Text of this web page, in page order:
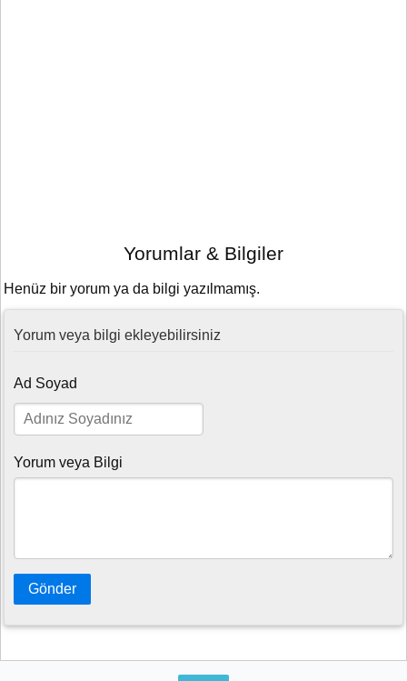
Yorumlar & Bilgiler
Henüz bir yorum ya da bilgi yazılmamış.
Yorum veya bilgi ekleyebilirsiniz
Ad Soyad
Yorum veya Bilgi
Gönder